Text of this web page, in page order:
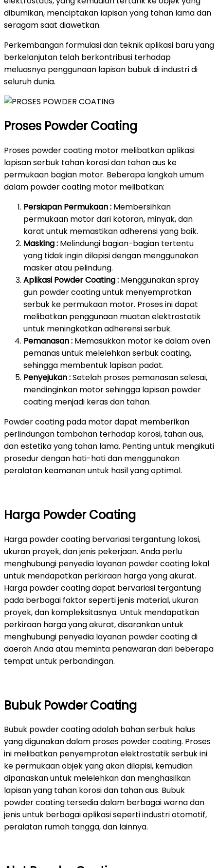
dibumikan, menciptakan lapisan yang tahan lama dan
seragam saat diawetkan.
Perkembangan formulasi dan teknik aplikasi baru yang
berkelanjutan telah berkontribusi terhadap
meluasnya penggunaan lapisan bubuk di industri di
seluruh dunia.
Proses Powder Coating
Proses powder coating motor melibatkan aplikasi
lapisan serbuk tahan korosi dan tahan aus ke
permukaan bagian motor. Beberapa langkah umum
dalam powder coating motor melibatkan:
Persiapan Permukaan : Membersihkan
permukaan motor dari kotoran, minyak, dan
karat untuk memastikan adherensi yang baik.
Masking : Melindungi bagian-bagian tertentu
yang tidak ingin dilapisi dengan menggunakan
masker atau pelindung.
Aplikasi Powder Coating : Menggunakan spray
gun powder coating untuk menyemprotkan
serbuk ke permukaan motor. Proses ini dapat
melibatkan penggunaan muatan elektrostatik
untuk meningkatkan adherensi serbuk.
Pemanasan : Memasukkan motor ke dalam oven
pemanas untuk melelehkan serbuk coating,
sehingga membentuk lapisan padat.
Penyejukan :Setelah proses pemanasan selesai,
mendinginkan motor sehingga lapisan powder
coating menjadi keras dan tahan.
Powder coating pada motor dapat memberikan
perlindungan tambahan terhadap korosi, tahan aus,
dan estetika yang tahan lama. Penting untuk mengikuti
prosedur dengan hati-hati dan menggunakan
peralatan keamanan untuk hasil yang optimal.
Harga Powder Coating
Harga powder coating bervariasi tergantung lokasi,
ukuran proyek, dan jenis pekerjaan. Anda perlu
menghubungi penyedia layanan powder coating lokal
untuk mendapatkan perkiraan harga yang akurat.
Harga powder coating dapat bervariasi tergantung
pada berbagai faktor seperti jenis material, ukuran
proyek, dan kompleksitasnya. Untuk mendapatkan
perkiraan harga yang akurat, disarankan untuk
menghubungi penyedia layanan powder coating di
daerah Anda atau meminta penawaran dari beberapa
tempat untuk perbandingan.
Bubuk Powder Coating
Bubuk powder coating adalah bahan serbuk halus
yang digunakan dalam proses powder coating. Proses
ini melibatkan penyemprotan elektrostatik serbuk ini
ke permukaan objek yang akan dilapisi, kemudian
dipanaskan untuk melelehkan dan menghasilkan
lapisan yang tahan korosi dan tahan aus. Bubuk
powder coating tersedia dalam berbagai warna dan
jenis untuk berbagai aplikasi seperti industri otomotif,
peralatan rumah tangga, dan lainnya.